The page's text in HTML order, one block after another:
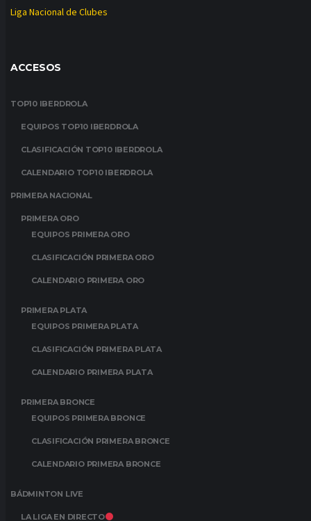
Liga Nacional de Clubes
ACCESOS
TOP10 IBERDROLA
EQUIPOS TOP10 IBERDROLA
CLASIFICACIÓN TOP10 IBERDROLA
CALENDARIO TOP10 IBERDROLA
PRIMERA NACIONAL
PRIMERA ORO
EQUIPOS PRIMERA ORO
CLASIFICACIÓN PRIMERA ORO
CALENDARIO PRIMERA ORO
PRIMERA PLATA
EQUIPOS PRIMERA PLATA
CLASIFICACIÓN PRIMERA PLATA
CALENDARIO PRIMERA PLATA
PRIMERA BRONCE
EQUIPOS PRIMERA BRONCE
CLASIFICACIÓN PRIMERA BRONCE
CALENDARIO PRIMERA BRONCE
BÁDMINTON LIVE
LA LIGA EN DIRECTO